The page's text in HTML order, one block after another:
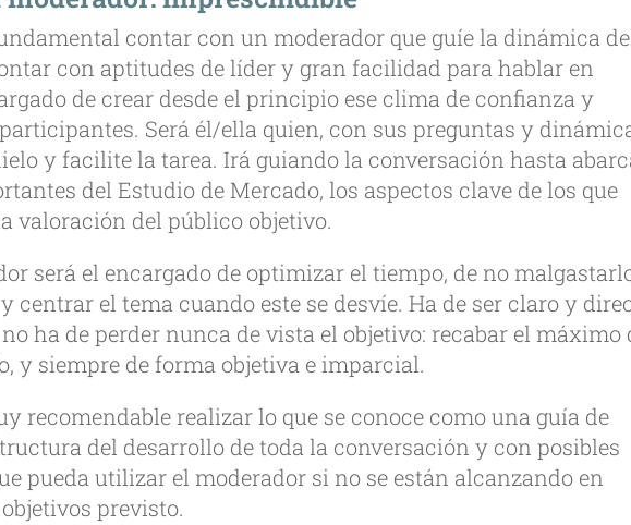
contar con un moderador que guíe la dinámica
con aptitudes de líder y gran facilidad para hablar en
de crear desde el principio ese clima de confianza y
Será él/ella quien, con sus preguntas y
y facilite la tarea. Irá guiando la conversación hasta
del Estudio de Mercado, los aspectos clave de los que
valoración del público objetivo.
será el encargado de optimizar el tiempo, de no
centrar el tema cuando este se desvíe. Ha de ser claro y
ha de perder nunca de vista el objetivo: recabar el máximo
y siempre de forma objetiva e imparcial.
recomendable realizar lo que se conoce como una guía de
del desarrollo de toda la conversación y con posibles
pueda utilizar el moderador si no se están alcanzando en
previsto.